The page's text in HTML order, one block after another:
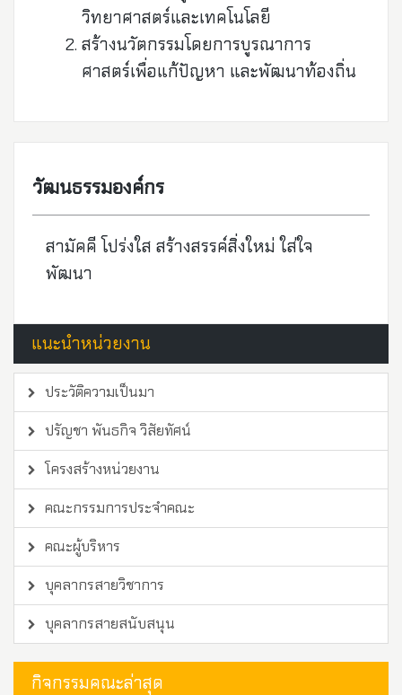
วิทยาศาสตร์และเทคโนโลยี
สร้างนวัตกรรมโดยการบูรณาการ
ศาสตร์เพื่อแก้ปัญหา และพัฒนาท้องถิ่น
วัฒนธรรมองค์กร
สามัคคี โปร่งใส สร้างสรรค์สิ่งใหม่ ใส่ใจ
พัฒนา
แนะนำหน่วยงาน
ประวัติความเป็นมา
ปรัญชา พันธกิจ วิสัยทัศน์
โครงสร้างหน่วยงาน
คณะกรรมการประจำคณะ
คณะผู้บริหาร
บุคลากรสายวิชาการ
บุคลากรสายสนับสนุน
กิจกรรมคณะล่าสุด